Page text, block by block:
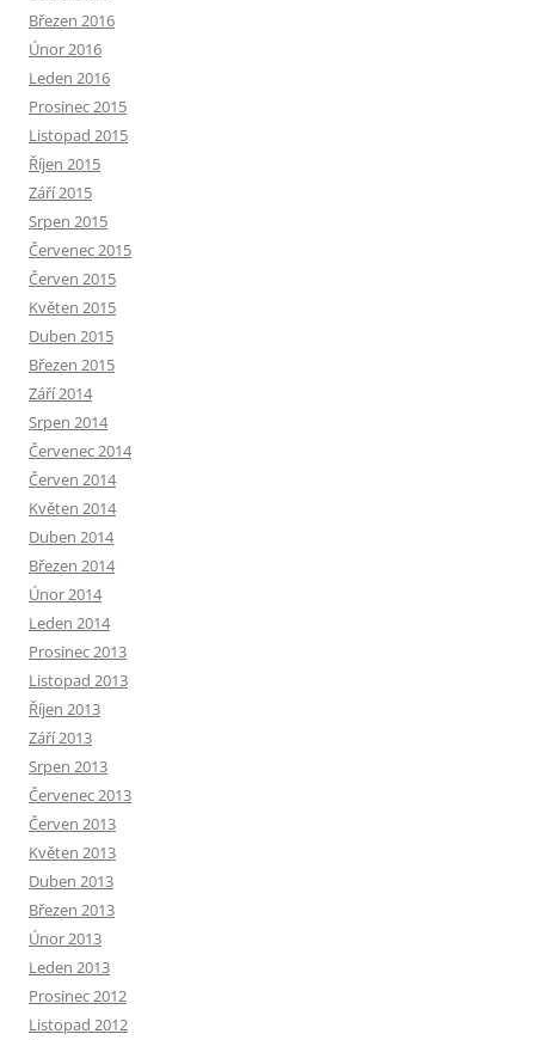
Březen 2016
Únor 2016
Leden 2016
Prosinec 2015
Listopad 2015
Říjen 2015
Září 2015
Srpen 2015
Červenec 2015
Červen 2015
Květen 2015
Duben 2015
Březen 2015
Září 2014
Srpen 2014
Červenec 2014
Červen 2014
Květen 2014
Duben 2014
Březen 2014
Únor 2014
Leden 2014
Prosinec 2013
Listopad 2013
Říjen 2013
Září 2013
Srpen 2013
Červenec 2013
Červen 2013
Květen 2013
Duben 2013
Březen 2013
Únor 2013
Leden 2013
Prosinec 2012
Listopad 2012